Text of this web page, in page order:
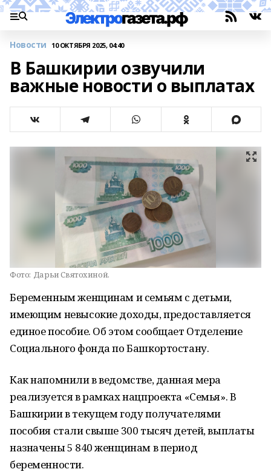
Новости 10 ОКТЯБРЯ 2025, 04:40
В Башкирии озвучили
важные новости о выплатах
Фото: Дарьи Святохиной.
Беременным женщинам и семьям с детьми,
имеющим невысокие доходы, предоставляется
единое пособие. Об этом сообщает Отделение
Социального фонда по Башкортостану.
Как напомнили в ведомстве, данная мера
реализуется в рамках нацпроекта «Семья». В
Башкирии в текущем году получателями
пособия стали свыше 300 тысяч детей, выплаты
назначены 5 840 женщинам в период
беременности.